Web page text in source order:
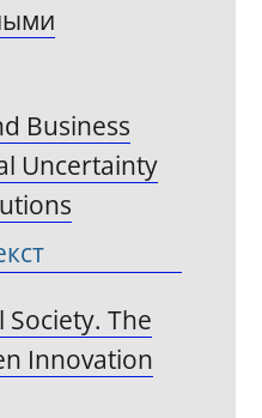
Business
Uncertainty
The
Innovation